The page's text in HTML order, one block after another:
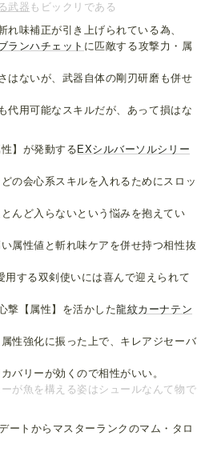
武器 もビックリである
れ味補正が引き上げられている為、
ランハチェット に匹敵する攻撃力・属
はないが、武器自体の剛刃研磨も併せ
代用可能なスキルだが、あって損はな
】が発動する EXシルバーソルシリー
の会心系スキルを入れるためにスロッ
んど入らないという悩みを抱えてい
属性値と斬れ味ケアを併せ持つ相性抜
用する双剣使いには喜んで迎えられて
撃【属性】を活かした龍紋カーナテン
性強化に振った上で、キレアジセーバ
バリーが効くので相性がいい。
が魚を構える姿はシュールなんて物で
ートからマスターランクのマム・タロ